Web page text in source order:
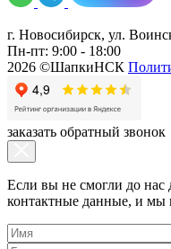
г. Новосибирск, ул.
Пн-пт: 9:00 - 18:00
2026 ©ШапкиНСК
заказать обратный звонок
Если вы не смогли до нас
контактные данные, и мы